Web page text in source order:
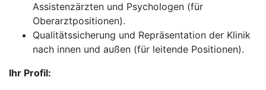
Assistenzärzten und Psychologen (für
Oberarztpositionen).
Qualitätssicherung und Repräsentation der Klinik
nach innen und außen (für leitende Positionen).
Ihr Profil: